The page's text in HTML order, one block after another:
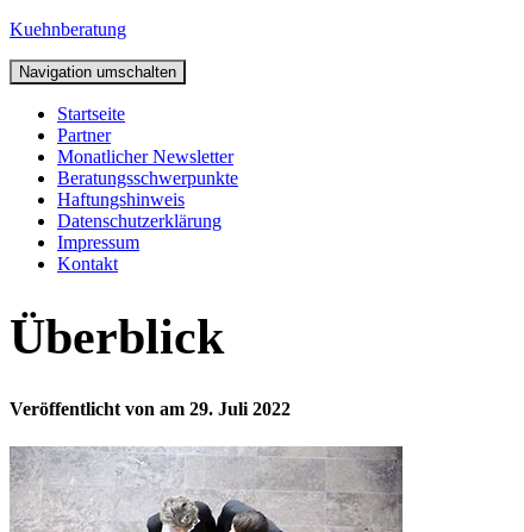
Kuehnberatung
Navigation umschalten
Startseite
Partner
Monatlicher Newsletter
Beratungsschwerpunkte
Haftungshinweis
Datenschutzerklärung
Impressum
Kontakt
Überblick
Veröffentlicht von am 29. Juli 2022